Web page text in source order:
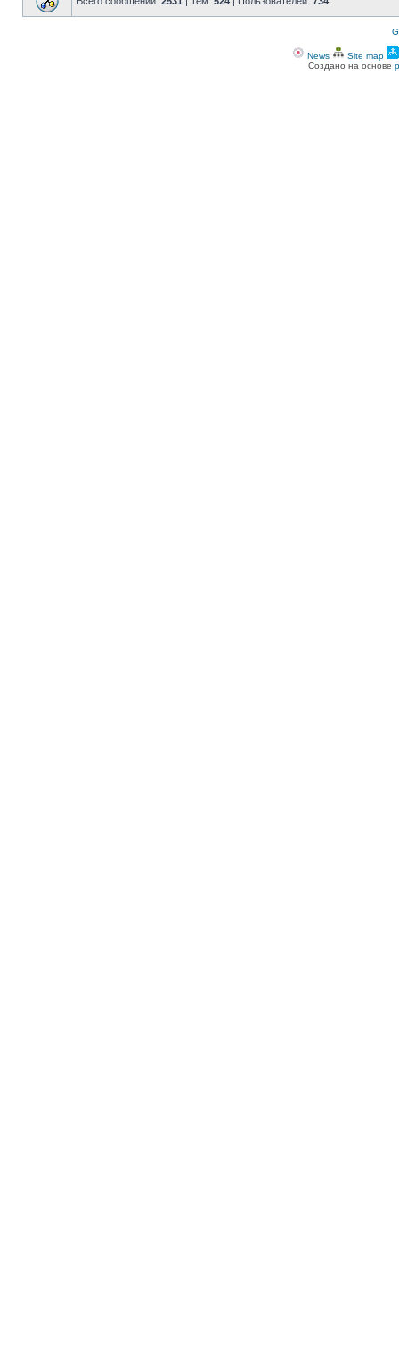
News Site map
Создано на основе